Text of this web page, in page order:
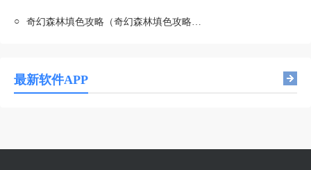
○ 奇幻森林填色攻略（奇幻森林填色攻略视频）
最新软件APP